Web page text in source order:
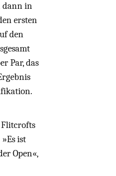
dann in
ersten
den
Par, das
Flitcrofts
ist
Open«,